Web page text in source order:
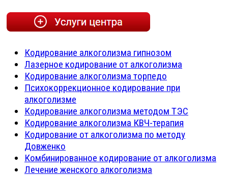
Кодирование алкоголизма гипнозом
Лазерное кодирование от алкоголизма
Кодирование алкоголизма торпедо
Психокоррекционное кодирование при
алкоголизме
Кодирование алкоголизма методом ТЭС
Кодирование алкоголизма КВЧ-терапия
Кодирование от алкоголизма по методу
Довженко
Комбинированное кодирование от алкоголизма
Лечение женского алкоголизма